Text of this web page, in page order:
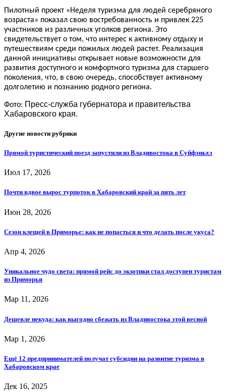
Пилотный проект «Неделя туризма для людей серебряного
возраста» показал свою востребованность и привлек 225
участников из различных уголков региона. Это
свидетельствует о том, что интерес к активному отдыху и
путешествиям среди пожилых людей растет. Реализация
данной инициативы открывает новые возможности для
развития доступного и комфортного туризма для старшего
поколения, что, в свою очередь, способствует активному
долголетию и познанию родного региона.
Фото: Пресс-служба губернатора и правительства
Хабаровского края.
Другие новости рубрики
Прямой туристический поезд запустили из Владивостока в Суйфэньхэ
Июл 17, 2026
Почти вдвое вырос турпоток в Хабаровский край за пять лет
Июн 28, 2026
Сезон клещей в Приморье: как не попасться и что делать после укуса?
Апр 4, 2026
Уникальное чудо света: прямой рейс до экзотики стал доступен туристам
из Приморья
Мар 11, 2026
Дешевле некуда: как выгодно сбежать из Владивостока этой весной
Мар 1, 2026
Ещё 12 предпринимателей получат субсидии на развитие туризма в
Хабаровском крае
Дек 16, 2025